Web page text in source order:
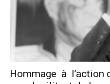
Hommage à l’action